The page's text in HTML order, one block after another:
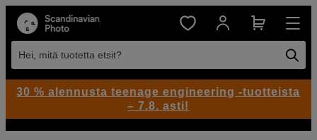
Hei, mitä tuotetta etsit?
30 % alennusta teenage engineering -tuotteista
– 7.8. asti!